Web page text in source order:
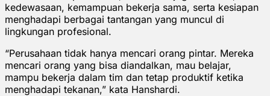
kedewasaan, kemampuan bekerja sama, serta kesiapan
menghadapi berbagai tantangan yang muncul di
lingkungan profesional.
“Perusahaan tidak hanya mencari orang pintar. Mereka
mencari orang yang bisa diandalkan, mau belajar,
mampu bekerja dalam tim dan tetap produktif ketika
menghadapi tekanan,” kata Hanshardi.